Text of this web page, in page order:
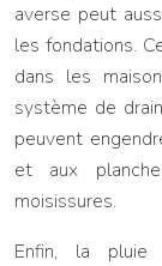
averse peut
les fondations.
dans les
système de
peuvent
et aux
moisissures.
Enfin, la pluie